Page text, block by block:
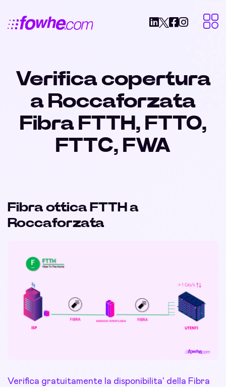
Verifica copertura
a Roccaforzata
Fibra FTTH, FTTO,
FTTC, FWA
Fibra ottica FTTH a
Roccaforzata
Verifica gratuitamente la disponibilita' della Fibra